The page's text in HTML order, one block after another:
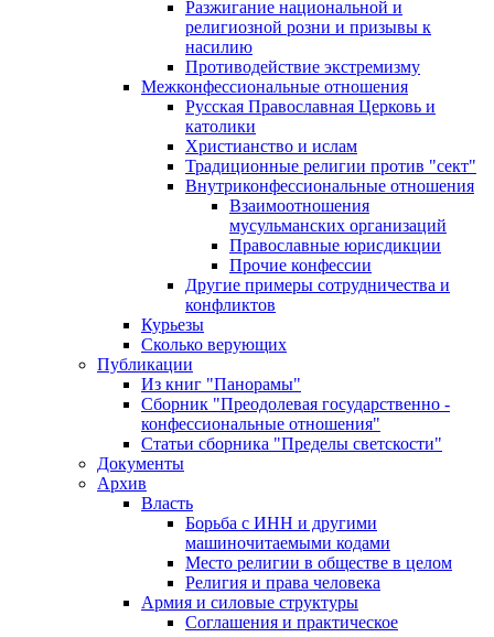
Разжигание национальной и
религиозной розни и призывы к
насилию
Противодействие экстремизму
Межконфессиональные отношения
Русская Православная Церковь и
католики
Христианство и ислам
Традиционные религии против "сект"
Внутриконфессиональные отношения
Взаимоотношения
мусульманских организаций
Православные юрисдикции
Прочие конфессии
Другие примеры сотрудничества и
конфликтов
Курьезы
Сколько верующих
Публикации
Из книг "Панорамы"
Сборник "Преодолевая государственно -
конфессиональные отношения"
Статьи сборника "Пределы светскости"
Документы
Архив
Власть
Борьба с ИНН и другими
машиночитаемыми кодами
Место религии в обществе в целом
Религия и права человека
Армия и силовые структуры
Соглашения и практическое